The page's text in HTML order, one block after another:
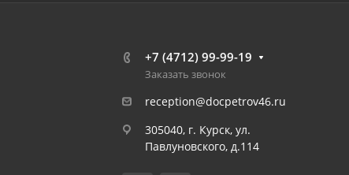
+7 (4712) 99-99-19
Заказать звонок
reception@docpetrov46.ru
305040, г. Курск, ул.
Павлуновского, д.114